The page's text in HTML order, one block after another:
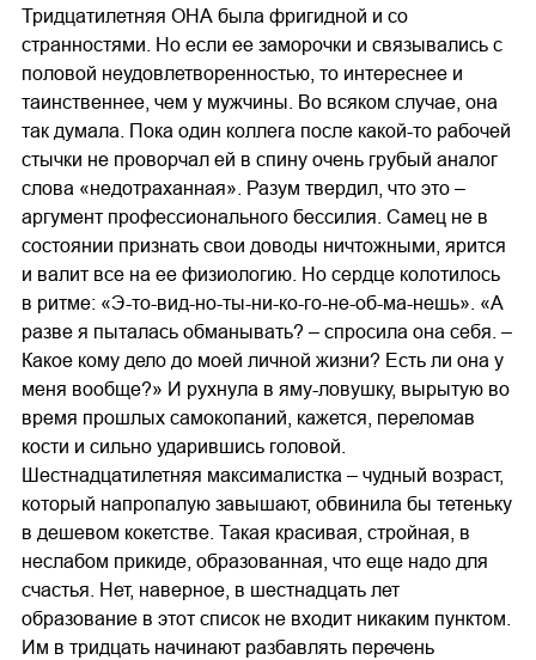
Тридцатилетняя ОНА была фригидной и со
странностями. Но если ее заморочки и связывались с
половой неудовлетворенностью, то интереснее и
таинственнее, чем у мужчины. Во всяком случае, она
так думала. Пока один коллега после какой-то рабочей
стычки не проворчал ей в спину очень грубый аналог
слова «недотраханная». Разум твердил, что это –
аргумент профессионального бессилия. Самец не в
состоянии признать свои доводы ничтожными, ярится
и валит все на ее физиологию. Но сердце колотилось
в ритме: «Э-то-вид-но-ты-ни-ко-го-не-об-ма-нешь». «А
разве я пыталась обманывать? – спросила она себя. –
Какое кому дело до моей личной жизни? Есть ли она у
меня вообще?» И рухнула в яму-ловушку, вырытую во
время прошлых самокопаний, кажется, переломав
кости и сильно ударившись головой.
Шестнадцатилетняя максималистка – чудный возраст,
который напропалую завышают, обвинила бы тетеньку
в дешевом кокетстве. Такая красивая, стройная, в
неслабом прикиде, образованная, что еще надо для
счастья. Нет, наверное, в шестнадцать лет
образование в этот список не входит никаким пунктом.
Им в тридцать начинают разбавлять перечень